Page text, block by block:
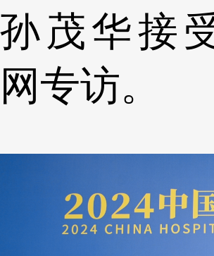
孙茂华接
网专访。